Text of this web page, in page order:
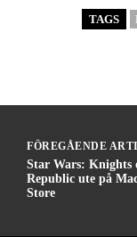
TAGS
FÖREGÅENDE
Star Wars: Knights
Republic ute på
Store